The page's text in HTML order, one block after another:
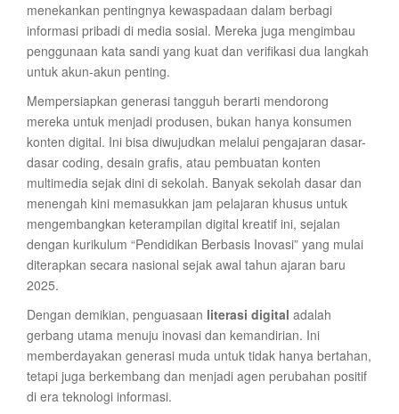
menekankan pentingnya kewaspadaan dalam berbagi
informasi pribadi di media sosial. Mereka juga mengimbau
penggunaan kata sandi yang kuat dan verifikasi dua langkah
untuk akun-akun penting.
Mempersiapkan generasi tangguh berarti mendorong
mereka untuk menjadi produsen, bukan hanya konsumen
konten digital. Ini bisa diwujudkan melalui pengajaran dasar-
dasar coding, desain grafis, atau pembuatan konten
multimedia sejak dini di sekolah. Banyak sekolah dasar dan
menengah kini memasukkan jam pelajaran khusus untuk
mengembangkan keterampilan digital kreatif ini, sejalan
dengan kurikulum “Pendidikan Berbasis Inovasi” yang mulai
diterapkan secara nasional sejak awal tahun ajaran baru
2025.
Dengan demikian, penguasaan literasi digital adalah
gerbang utama menuju inovasi dan kemandirian. Ini
memberdayakan generasi muda untuk tidak hanya bertahan,
tetapi juga berkembang dan menjadi agen perubahan positif
di era teknologi informasi.